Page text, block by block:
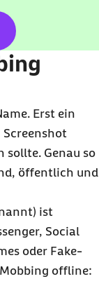
Erst ein
Screenshot
sollte. Genau so
öffentlich und
ist
Social
oder Fake-
offline: